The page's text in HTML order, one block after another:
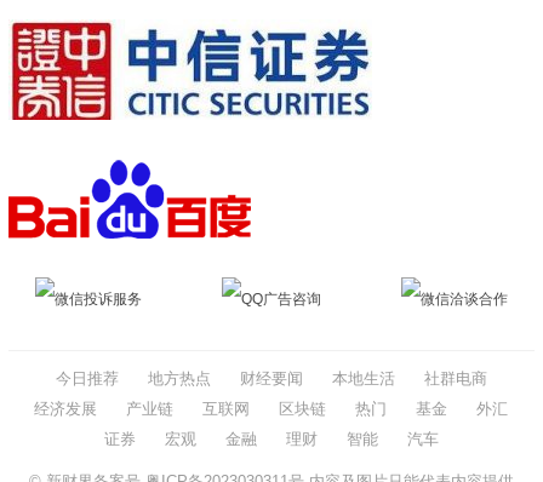
微信投诉服务 QQ广告咨询 微信洽谈合作
今日推荐 地方热点 财经要闻 本地生活
社群电商
经济发展
产业链 互联网 区块链 热门 基金
外汇
证券
宏观 金融 理财 智能 汽车